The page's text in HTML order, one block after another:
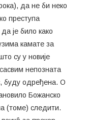
да не би неко
преступа
је било како
камате за
су у новије
непозната
буду одређена. О
Божанско
(томе) следити.